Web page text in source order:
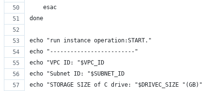
    esac
done
echo "run instance operation:START."
echo "-------------------------"
echo "VPC ID: "$VPC_ID
echo "Subnet ID: "$SUBNET_ID
echo "STORAGE SIZE of C drive: "$DRIVEC_SIZE "(GB)"